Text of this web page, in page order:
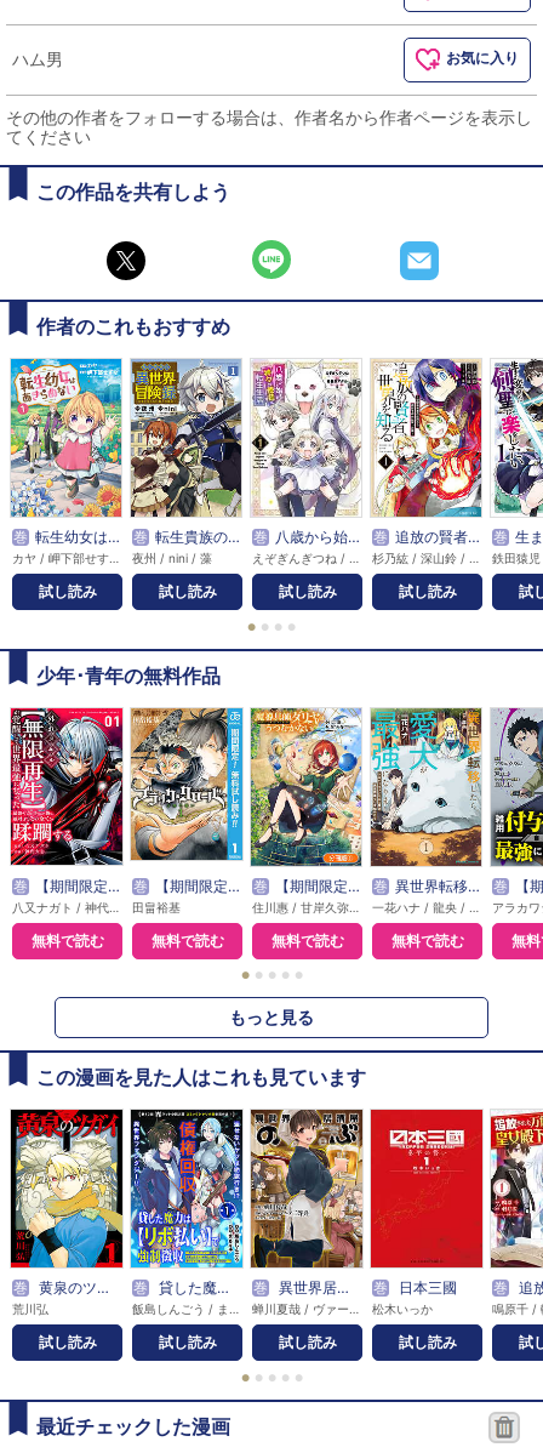
ハム男 お気に入り
その他の作者をフォローする場合は、作者名から作者ページを表示し
てください
この作品を共有しよう
作者のこれもおすすめ
巻 転生幼女はあきらめない
試し読み
巻 転生貴族の異世界冒険録
夜州 / nini / 藻
試し読み
巻 八歳から始まる神々の使徒の転生生活
試し読み
巻 追放の賢者、世界を知る
試し読み
巻 生まれ変わ
試
● ● ● ●
少年･青年の無料作品
巻 【期間限定無料】外れスキル【無限再生】が覚醒して世界最強になった ～最強の力を手にした俺は、敵対するその全てを蹂躙する～
無料で読む
巻 【期間限定 無料お試し版】ブラッククローバー
田畠裕基
無料で読む
巻 【期間限定無料】魔導具師ダリヤはうつむかない ～Dahliya Wilts No More～【分冊版】
無料で読む
巻 異世界転移したら愛犬が最強になりました ～シルバーフェンリルと俺が異世界暮らしを始めたら～ THE COMIC
無料で読む
巻 【期間限定無料】雑
無
● ● ● ● ●
もっと見る
この漫画を見た人はこれも見ています
巻 黄泉のツガイ
荒川弘
試し読み
巻 貸した魔力は【リボ払い】で強制徴収～用済みとパーティー追放された俺は、可愛いサポート妖精と一緒に取り立てた魔力を運用して最強を目指す。～（単話版）
試し読み
巻 異世界居酒屋「のぶ」
試し読み
巻 日本三國
松木いっか
試し読み
巻 追放された万能魔法剣
試
● ● ● ● ●
最近チェックした漫画